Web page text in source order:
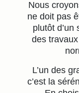
Nous
ne doit pas
plutôt
des
L’un des
c’est la